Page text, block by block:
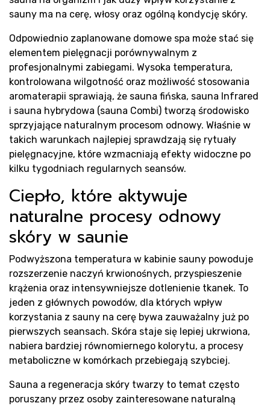
sauny ma na cerę, włosy oraz ogólną kondycję skóry.
Odpowiednio zaplanowane domowe spa może stać się
elementem pielęgnacji porównywalnym z
profesjonalnymi zabiegami. Wysoka temperatura,
kontrolowana wilgotność oraz możliwość stosowania
aromaterapii sprawiają, że sauna fińska, sauna Infrared
i sauna hybrydowa (sauna Combi) tworzą środowisko
sprzyjające naturalnym procesom odnowy. Właśnie w
takich warunkach najlepiej sprawdzają się rytuały
pielęgnacyjne, które wzmacniają efekty widoczne po
kilku tygodniach regularnych seansów.
Ciepło, które aktywuje
naturalne procesy odnowy
skóry w saunie
Podwyższona temperatura w kabinie sauny powoduje
rozszerzenie naczyń krwionośnych, przyspieszenie
krążenia oraz intensywniejsze dotlenienie tkanek. To
jeden z głównych powodów, dla których wpływ
korzystania z sauny na cerę bywa zauważalny już po
pierwszych seansach. Skóra staje się lepiej ukrwiona,
nabiera bardziej równomiernego kolorytu, a procesy
metaboliczne w komórkach przebiegają szybciej.
Sauna a regeneracja skóry twarzy to temat często
poruszany przez osoby zainteresowane naturalną